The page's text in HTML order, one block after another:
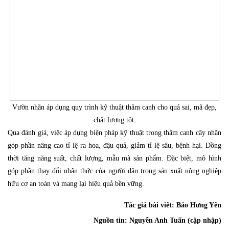
Vườn nhãn áp dụng quy trình kỹ thuật thâm canh cho quả sai, mã đẹp,
chất lượng tốt.
Qua đánh giá, việc áp dụng biện pháp kỹ thuật trong thâm canh cây nhãn
góp phần nâng cao tỉ lệ ra hoa, đậu quả, giảm tỉ lệ sâu, bệnh hại. Đồng
thời tăng năng suất, chất lượng, mẫu mã sản phẩm. Đặc biệt, mô hình
góp phần thay đổi nhận thức của người dân trong sản xuất nông nghiệp
hữu cơ an toàn và mang lại hiệu quả bền vững.
Tác giả bài viết: Báo Hưng Yên
Nguồn tin: Nguyễn Anh Tuấn (cập nhập)